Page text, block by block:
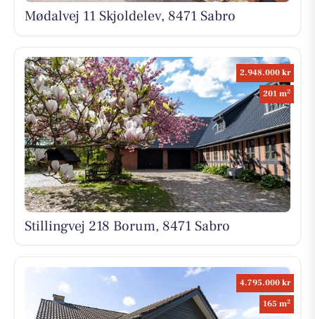
Mødalvej 11 Skjoldelev, 8471 Sabro
2.948.000 kr
201 m2
Stillingvej 218 Borum, 8471 Sabro
4.795.000 kr
165 m2